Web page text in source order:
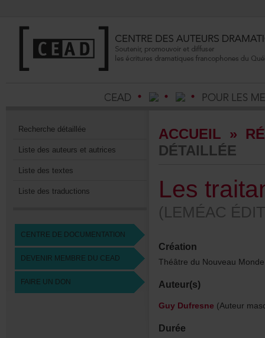
Recherchedétaillée
Listedesauteursetautrices
Listedestextes
Listedestraductions
CENTREDEDOCUMENTATION
DEVENIRMEMBREDUCEAD
FAIREUNDON
ACCUEIL »
DÉTAILLÉE
Création
Auteur(s)
GuyDufresne
Durée